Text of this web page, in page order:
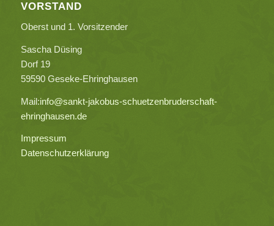
VORSTAND
Oberst und 1. Vorsitzender
Sascha Düsing
Dorf 19
59590 Geseke-Ehringhausen
Mail:info@sankt-jakobus-schuetzenbruderschaft-
ehringhausen.de
Impressum
Datenschutzerklärung